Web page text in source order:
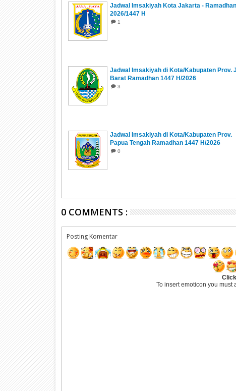
Jadwal Imsakiyah Kota Jakarta - Ramadhan
2026/1447 H
1
Jadwal Imsakiyah di Kota/Kabupaten Prov.
Barat Ramadhan 1447 H/2026
3
Jadwal Imsakiyah di Kota/Kabupaten Prov.
Papua Tengah Ramadhan 1447 H/2026
0
0 COMMENTS :
Posting Komentar
To insert emoticon you must